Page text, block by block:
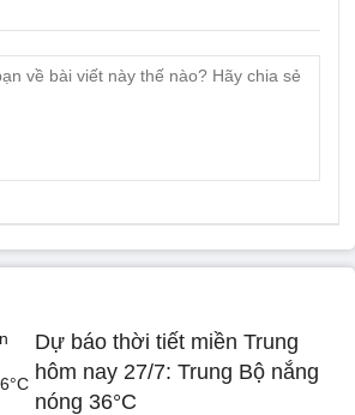
Dự báo thời tiết miền Trung
hôm nay 27/7: Trung Bộ nắng
nóng 36°C